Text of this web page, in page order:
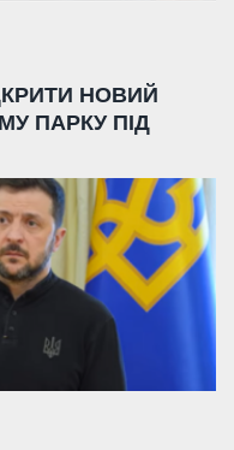
НОВИЙ
ПАРКУ ПІД